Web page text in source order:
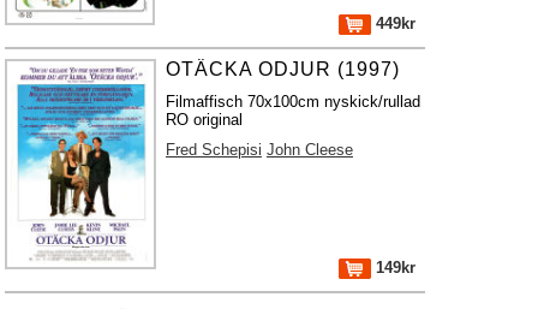
449kr
OTÄCKA ODJUR (1997)
Filmaffisch 70x100cm nyskick/rullad
RO original
Fred Schepisi John Cleese
149kr